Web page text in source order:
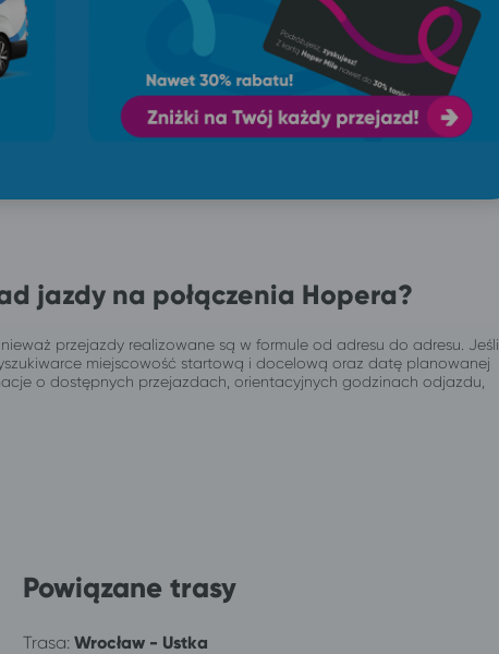
jazdy na połączenia Hopera?
przejazdy realizowane są w formule od adresu do adresu. Jeśli
miejscowość startową i docelową oraz datę planowanej
o dostępnych przejazdach, orientacyjnych godzinach odjazdu,
Powiązane trasy
Trasa: Wrocław - Ustka